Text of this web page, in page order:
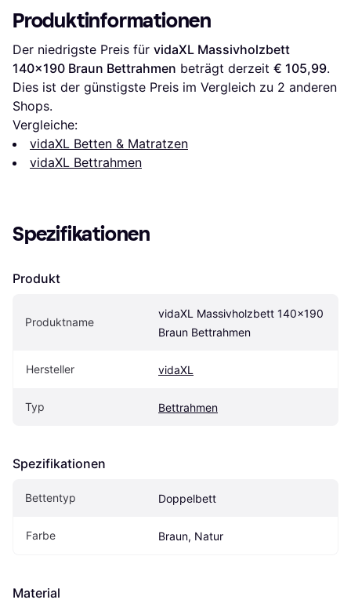
Produktinformationen
Der niedrigste Preis für vidaXL Massivholzbett
140x190 Braun Bettrahmen beträgt derzeit € 105,99.
Dies ist der günstigste Preis im Vergleich zu 2 anderen
Shops.
Vergleiche:
vidaXL Betten & Matratzen
vidaXL Bettrahmen
Spezifikationen
Produkt
Produktname
vidaXL Massivholzbett 140x190
Braun Bettrahmen
Hersteller vidaXL
Typ Bettrahmen
Spezifikationen
Bettentyp Doppelbett
Farbe Braun, Natur
Material